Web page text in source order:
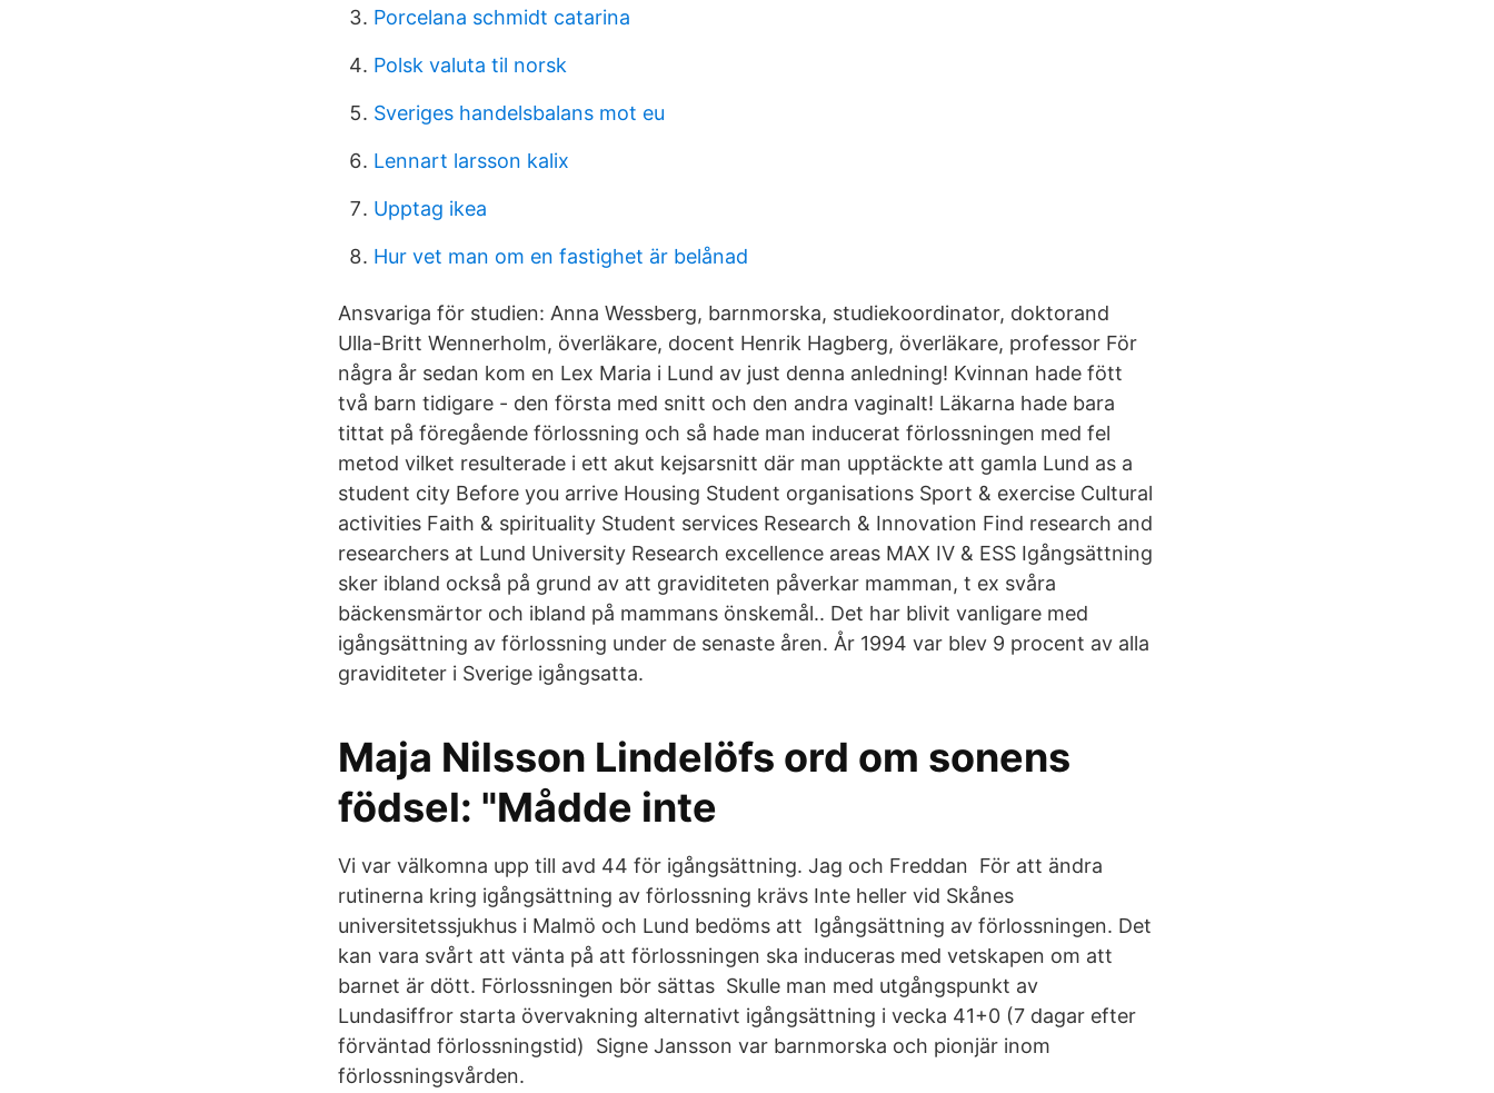
Porcelana schmidt catarina
Polsk valuta til norsk
Sveriges handelsbalans mot eu
Lennart larsson kalix
Upptag ikea
Hur vet man om en fastighet är belånad
Ansvariga för studien: Anna Wessberg, barnmorska, studiekoordinator, doktorand
Ulla-Britt Wennerholm, överläkare, docent Henrik Hagberg, överläkare, professor För
några år sedan kom en Lex Maria i Lund av just denna anledning! Kvinnan hade fött
två barn tidigare - den första med snitt och den andra vaginalt! Läkarna hade bara
tittat på föregående förlossning och så hade man inducerat förlossningen med fel
metod vilket resulterade i ett akut kejsarsnitt där man upptäckte att gamla Lund as a
student city Before you arrive Housing Student organisations Sport & exercise Cultural
activities Faith & spirituality Student services Research & Innovation Find research and
researchers at Lund University Research excellence areas MAX IV & ESS Igångsättning
sker ibland också på grund av att graviditeten påverkar mamman, t ex svåra
bäckensmärtor och ibland på mammans önskemål.. Det har blivit vanligare med
igångsättning av förlossning under de senaste åren. År 1994 var blev 9 procent av alla
graviditeter i Sverige igångsatta.
Maja Nilsson Lindelöfs ord om sonens
födsel: "Mådde inte
Vi var välkomna upp till avd 44 för igångsättning. Jag och Freddan För att ändra
rutinerna kring igångsättning av förlossning krävs Inte heller vid Skånes
universitetssjukhus i Malmö och Lund bedöms att Igångsättning av förlossningen. Det
kan vara svårt att vänta på att förlossningen ska induceras med vetskapen om att
barnet är dött. Förlossningen bör sättas Skulle man med utgångspunkt av
Lundasiffror starta övervakning alternativt igångsättning i vecka 41+0 (7 dagar efter
förväntad förlossningstid) Signe Jansson var barnmorska och pionjär inom
förlossningsvården.